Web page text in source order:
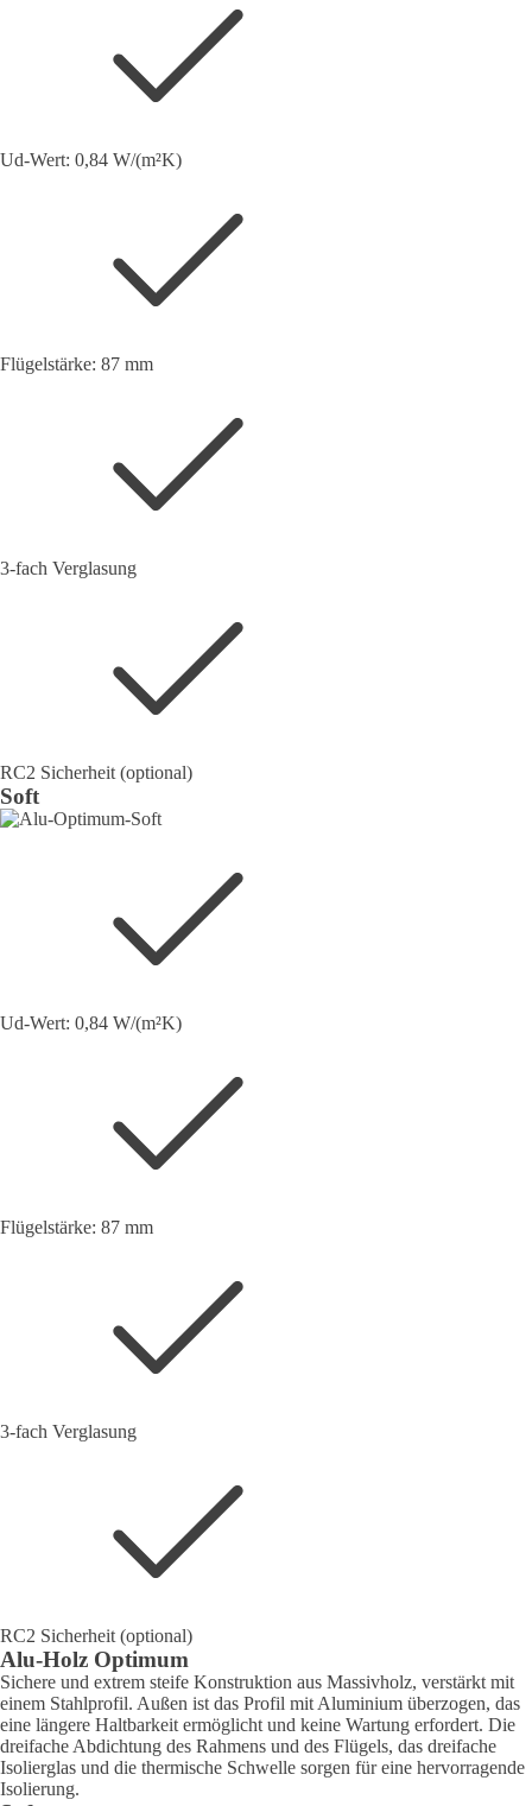
Ud-Wert: 0,84 W/(m²K)
Flügelstärke: 87 mm
3-fach Verglasung
RC2 Sicherheit (optional)
Soft
Ud-Wert: 0,84 W/(m²K)
Flügelstärke: 87 mm
3-fach Verglasung
RC2 Sicherheit (optional)
Alu-Holz Optimum
Sichere und extrem steife Konstruktion aus Massivholz, verstärkt mit
einem Stahlprofil. Außen ist das Profil mit Aluminium überzogen, das
eine längere Haltbarkeit ermöglicht und keine Wartung erfordert. Die
dreifache Abdichtung des Rahmens und des Flügels, das dreifache
Isolierglas und die thermische Schwelle sorgen für eine hervorragende
Isolierung.